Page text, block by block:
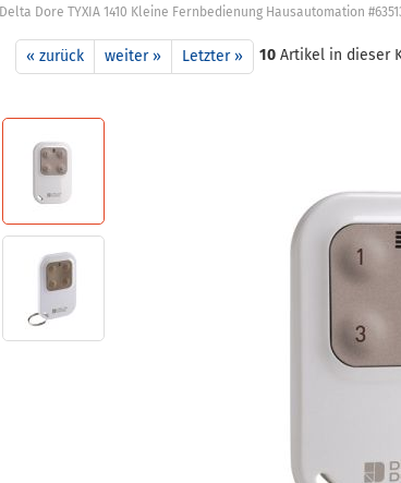
Delta Dore TYXIA 1410 Kleine Fernbedienung Hausautomation
« zurück weiter » Letzter » 10 Artikel in dieser